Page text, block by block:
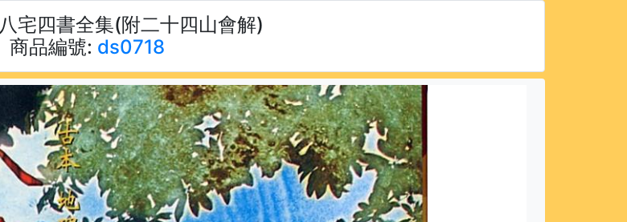
八宅四書全集(附二十四山會解)
商品編號: ds0718